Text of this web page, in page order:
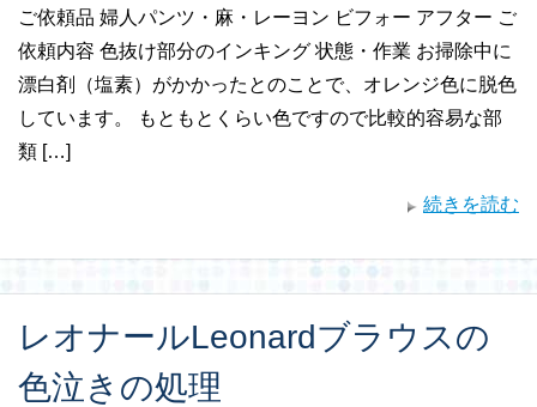
ご依頼品 婦人パンツ・麻・レーヨン ビフォー アフター ご
依頼内容 色抜け部分のインキング 状態・作業 お掃除中に
漂白剤（塩素）がかかったとのことで、オレンジ色に脱色
しています。 もともとくらい色ですので比較的容易な部
類 […]
続きを読む
レオナールLeonardブラウスの
色泣きの処理